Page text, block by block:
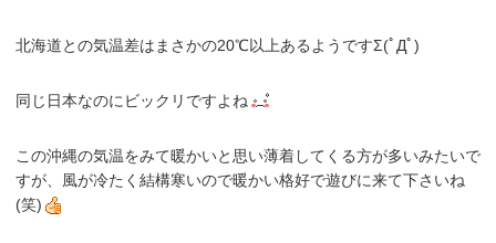
北海道との気温差はまさかの20℃以上あるようですΣ(ﾟДﾟ)
同じ日本なのにビックリですよね
この沖縄の気温をみて暖かいと思い薄着してくる方が多いみたいで
すが、風が冷たく結構寒いので暖かい格好で遊びに来て下さいね
(笑)